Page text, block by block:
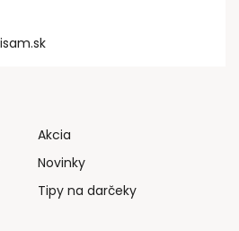
Akcia
Novinky
Tipy na darčeky